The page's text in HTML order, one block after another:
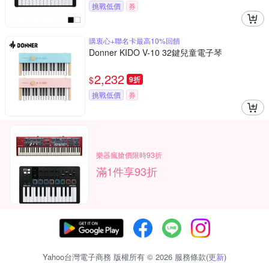
挑戰低價
券
購衷心+聯名卡最高10%回饋
Donner KIDO V-10 32鍵兒童電子琴
$2,232 9折
挑戰低價 券
樂器瘋搶價限時93折
滿1件享93折
Yahoo台灣電子商務 版權所有 © 2026 服務條款(更新)